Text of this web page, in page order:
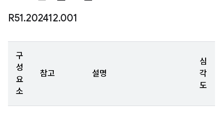
R51.202412.001
구
성
요
소
참고 설명
심
각
도